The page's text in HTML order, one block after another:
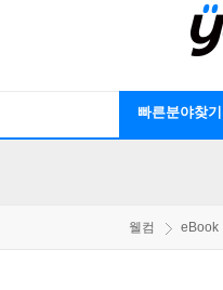
빠른분야찾기
웰컴 eBook